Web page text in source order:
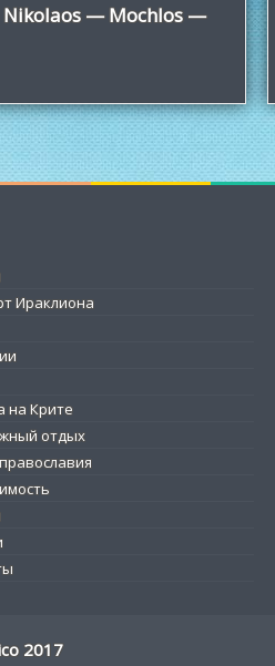
Nikolaos — Mochlos —
Ираклиона
на Крите
отдых
2017